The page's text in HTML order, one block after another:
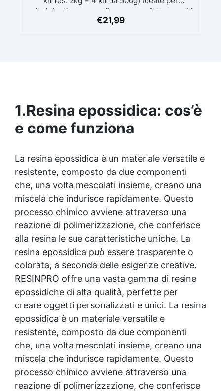
principianti: a prova di errore, perfetta per chi
inizia. Sempre lucida: garantisce una finitura
brillante e uniforme in ogni condizione.
€21,99
1.Resina epossidica: cos’è
e come funziona
La resina epossidica è un materiale versatile e
resistente, composto da due componenti
che, una volta mescolati insieme, creano una
miscela che indurisce rapidamente. Questo
processo chimico avviene attraverso una
reazione di polimerizzazione, che conferisce
alla resina le sue caratteristiche uniche. La
resina epossidica può essere trasparente o
colorata, a seconda delle esigenze creative.
RESINPRO offre una vasta gamma di resine
epossidiche di alta qualità, perfette per
creare oggetti personalizzati e unici. La resina
epossidica è un materiale versatile e
resistente, composto da due componenti
che, una volta mescolati insieme, creano una
miscela che indurisce rapidamente. Questo
processo chimico avviene attraverso una
reazione di polimerizzazione, che conferisce